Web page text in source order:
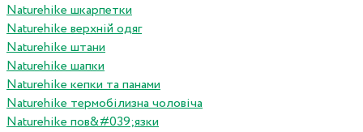
Naturehike шкарпетки
Naturehike верхній одяг
Naturehike штани
Naturehike шапки
Naturehike кепки та панами
Naturehike термобілизна чоловіча
Naturehike пов&#039;язки